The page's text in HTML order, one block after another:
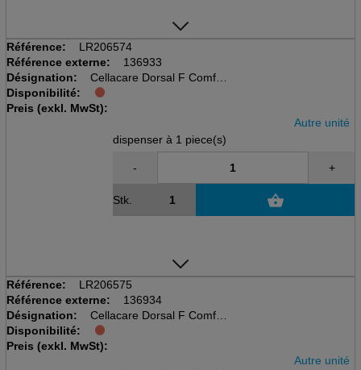
Référence:
LR206574
Référence externe:
136933
Désignation:
Cellacare Dorsal F Comfort
disp à 1 pcs, taille 4
Rückenorthese für Frauen
Disponibilité:
Preis (exkl. MwSt):
Autre unité
dispenser à 1 piece(s)
- +
Stk.
Référence:
LR206575
Référence externe:
136934
Désignation:
Cellacare Dorsal F Comfort
disp à 1 pcs, taille 5
Rückenorthese für Frauen
Disponibilité:
Preis (exkl. MwSt):
Autre unité